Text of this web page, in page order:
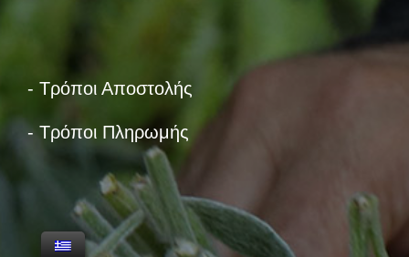
- Τρόποι Αποστολής
- Τρόποι Πληρωμής